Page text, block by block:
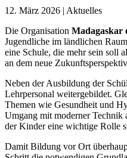
12. März 2026 | Aktuelles
Die Organisation Madagaskar
Jugendliche im ländlichen
eine Schule, die mehr sein soll
an dem neue
Neben der Ausbildung der
Lehrpersonal weitergebildet.
Themen wie Gesundheit und
Umgang mit moderner
der Kinder eine wichtige Rolle
Damit Bildung vor Ort